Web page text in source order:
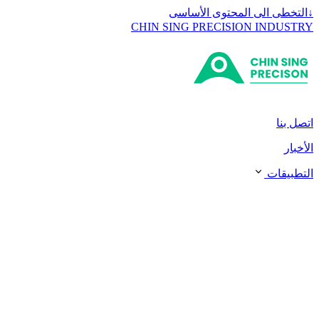
↓ التخطى الى المحتوى الأساسى
CHIN SING PRECISION INDUSTRY
اتصل بنا
الأخبار
التطبيقات